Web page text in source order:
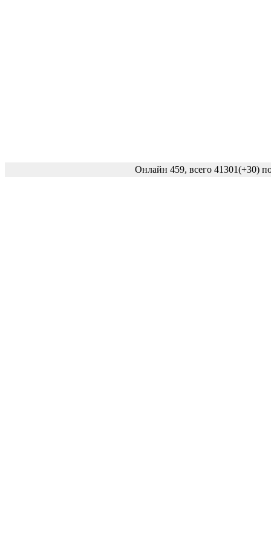
Онлайн 459, всего 41301(+30)